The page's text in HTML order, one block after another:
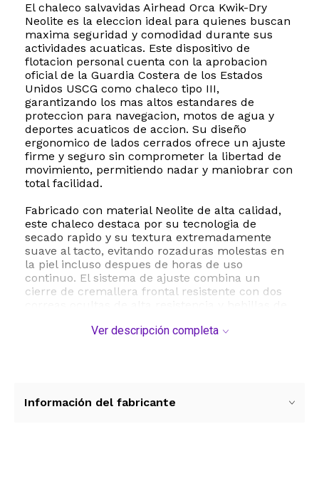
El chaleco salvavidas Airhead Orca Kwik-Dry
Neolite es la eleccion ideal para quienes buscan
maxima seguridad y comodidad durante sus
actividades acuaticas. Este dispositivo de
flotacion personal cuenta con la aprobacion
oficial de la Guardia Costera de los Estados
Unidos USCG como chaleco tipo III,
garantizando los mas altos estandares de
proteccion para navegacion, motos de agua y
deportes acuaticos de accion. Su diseño
ergonomico de lados cerrados ofrece un ajuste
firme y seguro sin comprometer la libertad de
movimiento, permitiendo nadar y maniobrar con
total facilidad.
Fabricado con material Neolite de alta calidad,
este chaleco destaca por su tecnologia de
secado rapido y su textura extremadamente
suave al tacto, evitando rozaduras molestas en
la piel incluso despues de horas de uso
continuo. El sistema de ajuste combina un
cierre de cremallera frontal resistente con dos
permanezca en su posicion correcta ante
recomendado de entre 90 y 300 libras 40 a 136
Ver descripción completa
Información del fabricante